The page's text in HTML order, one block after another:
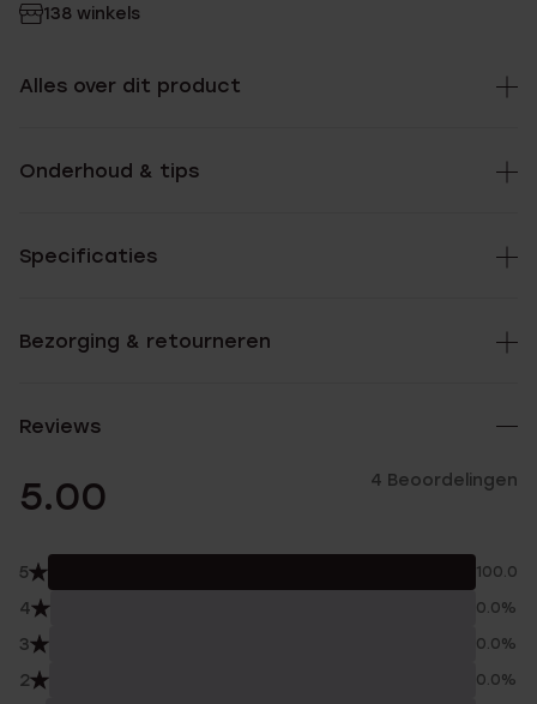
138 winkels
Alles over dit product
Onderhoud & tips
Specificaties
Bezorging & retourneren
Reviews
5.00 4 Beoordelingen
5 100.0%
4 0.0%
3 0.0%
2 0.0%